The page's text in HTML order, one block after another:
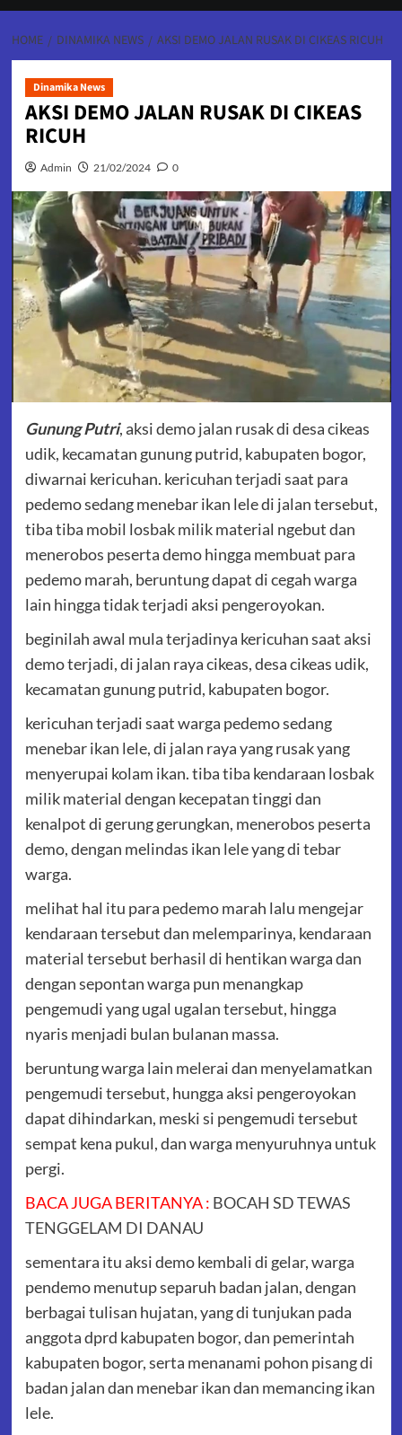
HOME DINAMIKA NEWS AKSI DEMO JALAN RUSAK DI CIKEAS RICUH
Dinamika News
AKSI DEMO JALAN RUSAK DI CIKEAS
RICUH
Admin 21/02/2024 0
Gunung Putri, aksi demo jalan rusak di desa cikeas
udik, kecamatan gunung putrid, kabupaten bogor,
diwarnai kericuhan. kericuhan terjadi saat para
pedemo sedang menebar ikan lele di jalan tersebut,
tiba tiba mobil losbak milik material ngebut dan
menerobos peserta demo hingga membuat para
pedemo marah, beruntung dapat di cegah warga
lain hingga tidak terjadi aksi pengeroyokan.
beginilah awal mula terjadinya kericuhan saat aksi
demo terjadi, di jalan raya cikeas, desa cikeas udik,
kecamatan gunung putrid, kabupaten bogor.
kericuhan terjadi saat warga pedemo sedang
menebar ikan lele, di jalan raya yang rusak yang
menyerupai kolam ikan. tiba tiba kendaraan losbak
milik material dengan kecepatan tinggi dan
kenalpot di gerung gerungkan, menerobos peserta
demo, dengan melindas ikan lele yang di tebar
warga.
melihat hal itu para pedemo marah lalu mengejar
kendaraan tersebut dan melemparinya, kendaraan
material tersebut berhasil di hentikan warga dan
dengan sepontan warga pun menangkap
pengemudi yang ugal ugalan tersebut, hingga
nyaris menjadi bulan bulanan massa.
beruntung warga lain melerai dan menyelamatkan
pengemudi tersebut, hungga aksi pengeroyokan
dapat dihindarkan, meski si pengemudi tersebut
sempat kena pukul, dan warga menyuruhnya untuk
pergi.
BACA JUGA BERITANYA : BOCAH SD TEWAS
TENGGELAM DI DANAU
sementara itu aksi demo kembali di gelar, warga
pendemo menutup separuh badan jalan, dengan
berbagai tulisan hujatan, yang di tunjukan pada
anggota dprd kabupaten bogor, dan pemerintah
kabupaten bogor, serta menanami pohon pisang di
badan jalan dan menebar ikan dan memancing ikan
lele.